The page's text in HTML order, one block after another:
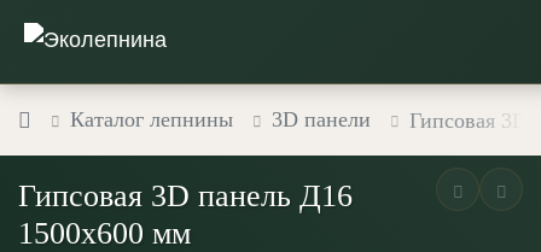
Каталог лепнины 3D панели Гипсовая 3D
Гипсовая 3D панель Д16
1500х600 мм